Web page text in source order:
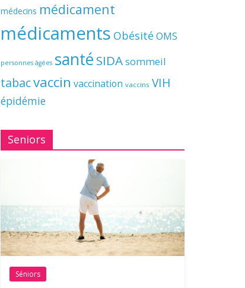
médecins médicament
médicaments Obésité OMS
personnes âgées santé SIDAsommeil
tabacvaccin vaccination vaccins VIH
épidémie
Seniors
Séniors